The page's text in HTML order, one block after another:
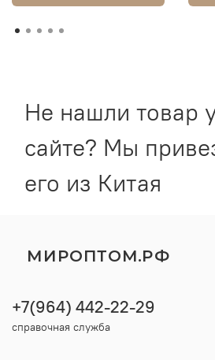
Не нашли товар
сайте? Мы
его из Китая
МИРОПТОМ.РФ
+7(964) 442-22-29
справочная служба